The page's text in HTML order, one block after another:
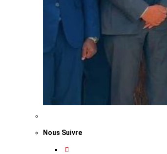
Nous Suivre